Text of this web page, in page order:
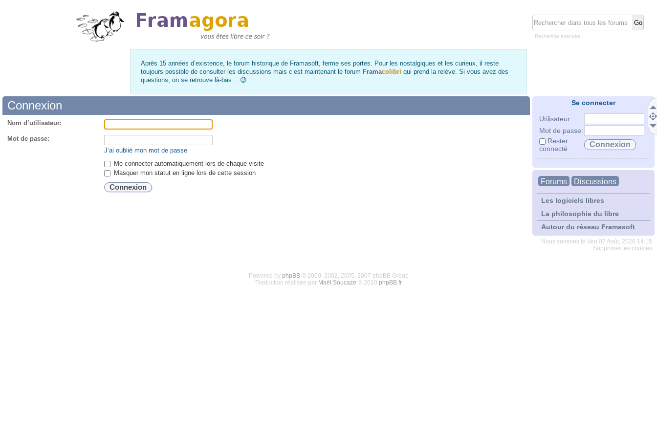
Recherche avancée
Après 15 années d’existence, le forum historique de Framasoft, ferme ses portes. Pour les nostalgiques et les curieux, il reste
toujours possible de consulter les discussions mais c’est maintenant le forum Framacolibri qui prend la relève. Si vous avez des
questions, on se retrouve là-bas… 😉
Se connecter
Utilisateur:
Mot de passe:
Rester
connecté
Forums Discussions
Les logiciels libres
La philosophie du libre
Autour du réseau Framasoft
Nous sommes le Ven 07 Août, 2026 14:15
Supprimer les cookies
Connexion
Nom d’utilisateur:
Mot de passe:
J’ai oublié mon mot de passe
Me connecter automatiquement lors de chaque visite
Masquer mon statut en ligne lors de cette session
Powered by phpBB© 2000, 2002, 2005, 2007 phpBB Group
Traduction réalisée par Maël Soucaze © 2010 phpBB.fr